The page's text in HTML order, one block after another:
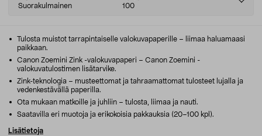
variant
Suorakulmainen
100
Tulosta muistot tarrapintaiselle valokuvapaperille – liimaa haluamaasi
paikkaan.
Canon Zoemini Zink -valokuvapaperi – Canon Zoemini -
valokuvatulostimen lisätarvike.
Zink-teknologia – musteettomat ja tahraamattomat tulosteet lujalla ja
vedenkestävällä paperilla.
Ota mukaan matkoille ja juhliin – tulosta, liimaa ja nauti.
Saatavilla eri muotoja ja erikokoisia pakkauksia (20–100 kpl).
Lisätietoja